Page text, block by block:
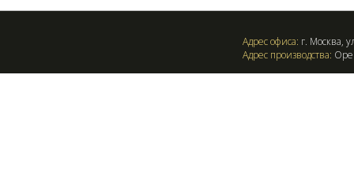
Адрес офиса: г. Москва,
Адрес производства: